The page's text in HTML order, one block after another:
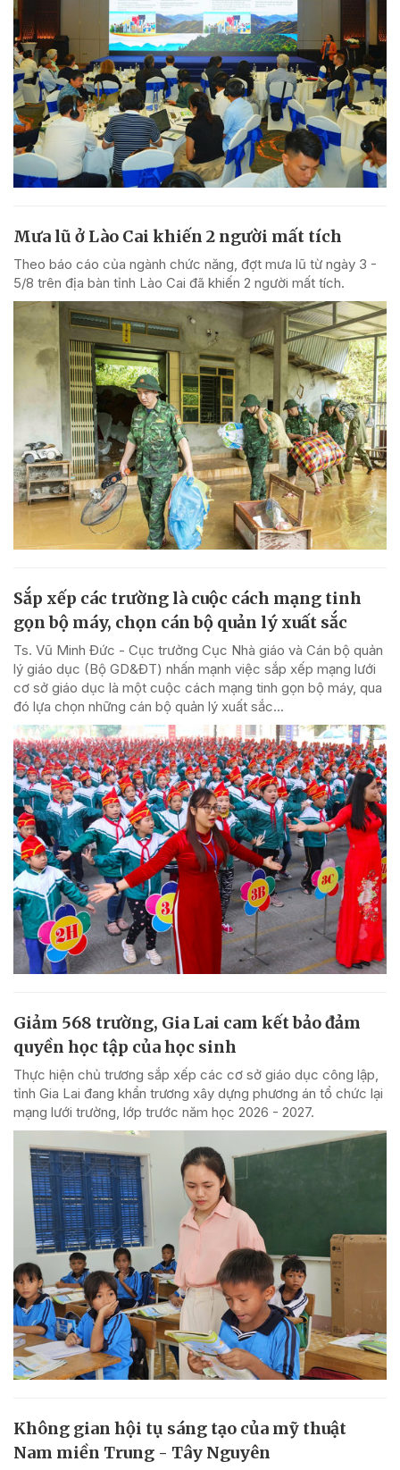
Mưa lũ ở Lào Cai khiến 2 người mất tích
Theo báo cáo của ngành chức năng, đợt mưa lũ từ ngày 3 -
5/8 trên địa bàn tỉnh Lào Cai đã khiến 2 người mất tích.
Sắp xếp các trường là cuộc cách mạng tinh
gọn bộ máy, chọn cán bộ quản lý xuất sắc
Ts. Vũ Minh Đức - Cục trưởng Cục Nhà giáo và Cán bộ quản
lý giáo dục (Bộ GD&ĐT) nhấn mạnh việc sắp xếp mạng lưới
cơ sở giáo dục là một cuộc cách mạng tinh gọn bộ máy, qua
đó lựa chọn những cán bộ quản lý xuất sắc...
Giảm 568 trường, Gia Lai cam kết bảo đảm
quyền học tập của học sinh
Thực hiện chủ trương sắp xếp các cơ sở giáo dục công lập,
tỉnh Gia Lai đang khẩn trương xây dựng phương án tổ chức lại
mạng lưới trường, lớp trước năm học 2026 - 2027.
Không gian hội tụ sáng tạo của mỹ thuật
Nam miền Trung - Tây Nguyên